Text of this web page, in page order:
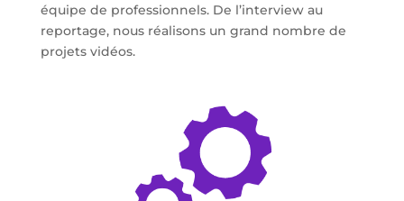
équipe de professionnels. De l’interview au
reportage, nous réalisons un grand nombre de
projets vidéos.